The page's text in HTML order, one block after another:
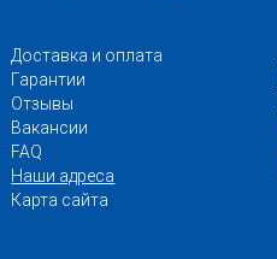
Доставка и оплата
Гарантии
Отзывы
Вакансии
FAQ
Наши адреса
Карта сайта